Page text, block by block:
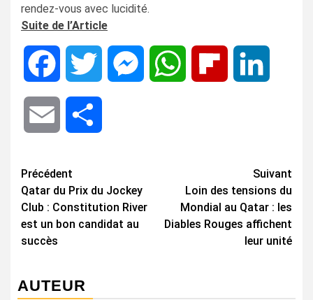
rendez-vous avec lucidité.
Suite de l’Article
Facebook Twitter MessengerWhatsApp Flipboard
Email
Navigation
d’article
Précédent
Qatar du Prix du Jockey
Club : Constitution River
est un bon candidat au
succès
Suivant
Loin des tensions du
Mondial au Qatar : les
Diables Rouges affichent
leur unité
AUTEUR